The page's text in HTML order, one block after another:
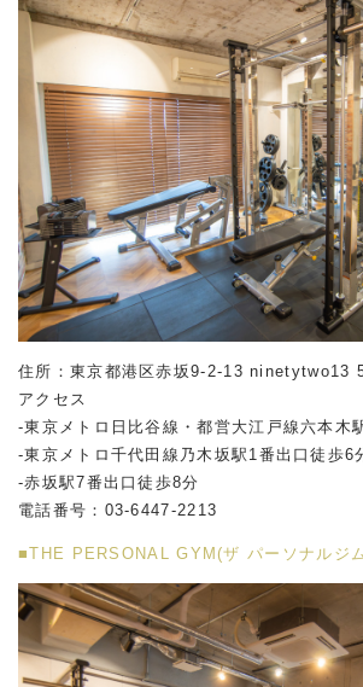
住所：東京都港区赤坂9-2-13 ninetytwo13
アクセス
-東京メトロ日比谷線・都営大江戸線六本木
-東京メトロ千代田線乃木坂駅 1 番出口徒歩6
-赤坂駅7番出口徒歩8分
電話番号： 03-6447-2213
■THE PERSONAL GYM(ザ パーソナルジ